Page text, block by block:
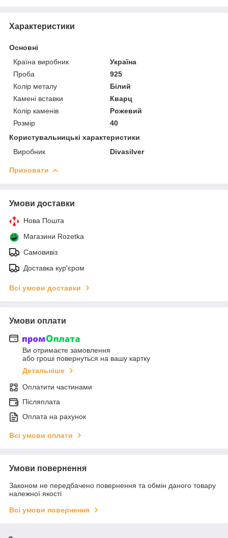
Характеристики
Основні
Країна виробник
Україна
Проба
925
Колір металу
Білий
Камені вставки
Кварц
Колір каменів
Рожевий
Розмір
40
Користувальницькі характеристики
Виробник
Divasilver
Приховати
Умови доставки
Нова Пошта
Магазини Rozetka
Самовивіз
Доставка кур'єром
Всі умови доставки
Умови оплати
Ви отримаєте замовлення
або гроші повернуться на вашу картку
Детальніше
Оплатити частинами
Післяплата
Оплата на рахунок
Всі умови оплати
Умови повернення
Законом не передбачено повернення та обмін даного товару
належної якості
Всі умови повернення